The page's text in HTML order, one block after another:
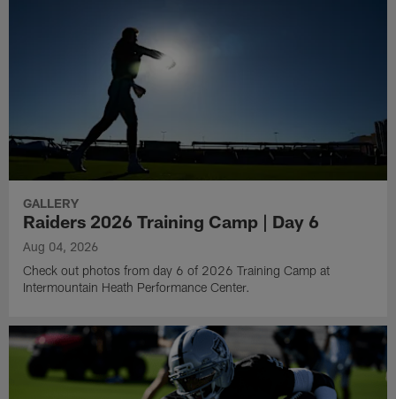
GALLERY
Raiders 2026 Training Camp | Day 6
Aug 04, 2026
Check out photos from day 6 of 2026 Training Camp at
Intermountain Heath Performance Center.